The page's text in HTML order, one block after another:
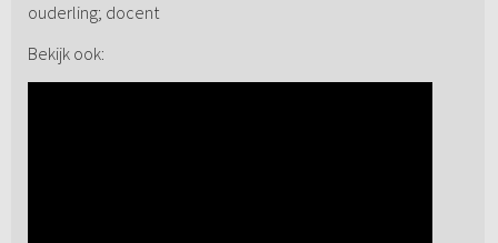
ouderling; docent
Bekijk ook: